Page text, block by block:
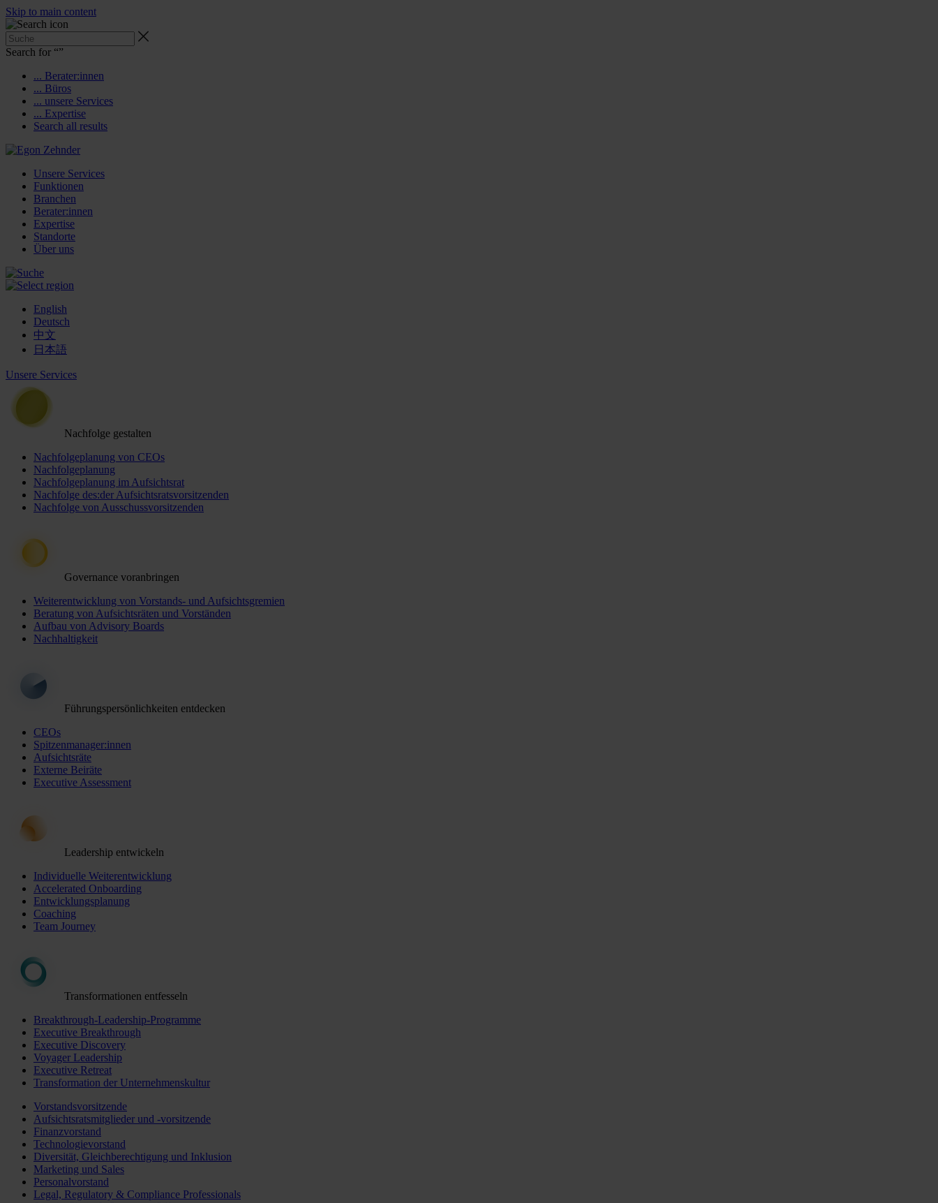
Skip to main content
Search for “”
... Berater:innen
... Büros
... unsere Services
... Expertise
Search all results
Unsere Services
Funktionen
Branchen
Berater:innen
Expertise
Standorte
Über uns
English
Deutsch
中文
日本語
Unsere Services
Nachfolge gestalten
Nachfolgeplanung von CEOs
Nachfolgeplanung
Nachfolgeplanung im Aufsichtsrat
Nachfolge des:der Aufsichtsratsvorsitzenden
Nachfolge von Ausschussvorsitzenden
Governance voranbringen
Weiterentwicklung von Vorstands- und Aufsichtsgremien
Beratung von Aufsichtsräten und Vorständen
Aufbau von Advisory Boards
Nachhaltigkeit
Führungspersönlichkeiten entdecken
CEOs
Spitzenmanager:innen
Aufsichtsräte
Externe Beiräte
Executive Assessment
Leadership entwickeln
Individuelle Weiterentwicklung
Accelerated Onboarding
Entwicklungsplanung
Coaching
Team Journey
Transformationen entfesseln
Breakthrough-Leadership-Programme
Executive Breakthrough
Executive Discovery
Voyager Leadership
Executive Retreat
Transformation der Unternehmenskultur
Vorstandsvorsitzende
Aufsichtsratsmitglieder und -vorsitzende
Finanzvorstand
Technologievorstand
Diversität, Gleichberechtigung und Inklusion
Marketing und Sales
Personalvorstand
Legal, Regulatory & Compliance Professionals